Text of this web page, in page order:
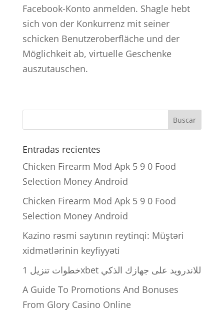
Facebook-Konto anmelden. Shagle hebt
sich von der Konkurrenz mit seiner
schicken Benutzeroberfläche und der
Möglichkeit ab, virtuelle Geschenke
auszutauschen.
Entradas recientes
Chicken Firearm Mod Apk 5 9 0 Food
Selection Money Android
Chicken Firearm Mod Apk 5 9 0 Food
Selection Money Android
Kazino rəsmi saytının reytinqi: Müştəri
xidmətlərinin keyfiyyəti
خطوات تنزيل 1xbet للاندرويد على جهازك الذكي
A Guide To Promotions And Bonuses
From Glory Casino Online